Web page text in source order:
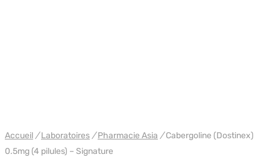
Accueil / Laboratoires / Pharmacie Asia /Cabergoline (Dostinex)
0.5mg (4 pilules) – Signature